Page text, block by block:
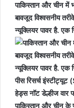
पाकिस्तान और चीन में
बावजूद विश्वसनीय
न्यूक्लियर पावर है. एक